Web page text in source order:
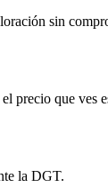
sin
precio que ves
la DGT.